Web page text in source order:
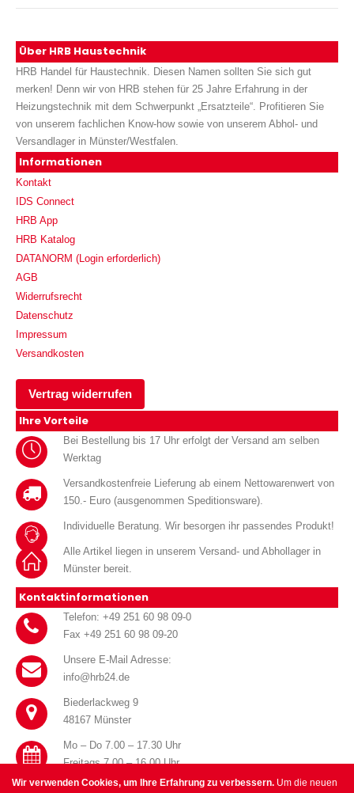
Wir verwenden Cookies, um Ihre Erfahrung zu verbessern. Um die neuen
Über HRB Haustechnik
HRB Handel für Haustechnik. Diesen Namen sollten Sie sich gut
merken! Denn wir von HRB stehen für 25 Jahre Erfahrung in der
Heizungstechnik mit dem Schwerpunkt „Ersatzteile“. Profitieren Sie
von unserem fachlichen Know-how sowie von unserem Abhol- und
Versandlager in Münster/Westfalen.
Informationen
Kontakt
IDS Connect
HRB App
HRB Katalog
DATANORM (Login erforderlich)
AGB
Widerrufsrecht
Datenschutz
Impressum
Versandkosten
Vertrag widerrufen
Ihre Vorteile
Bei Bestellung bis 17 Uhr erfolgt der Versand am selben
Werktag
Versandkostenfreie Lieferung ab einem Nettowarenwert von
150.- Euro (ausgenommen Speditionsware).
Individuelle Beratung. Wir besorgen ihr passendes Produkt!
Alle Artikel liegen in unserem Versand- und Abhollager in
Münster bereit.
Kontaktinformationen
Telefon: +49 251 60 98 09-0
Fax +49 251 60 98 09-20
Unsere E-Mail Adresse:
info@hrb24.de
Biederlackweg 9
48167 Münster
Mo – Do 7.00 – 17.30 Uhr
Freitags 7.00 – 16.00 Uhr